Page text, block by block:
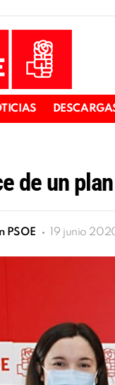
de un
PSOE 19 junio